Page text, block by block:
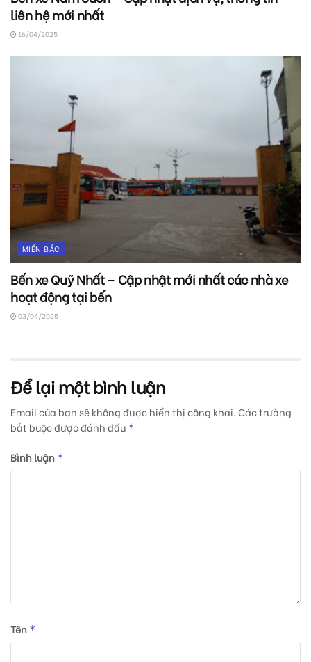
liên hệ mới nhất
16/04/2025
MIỀN BẮC
Bến xe Quỹ Nhất – Cập nhật mới nhất các nhà xe
hoạt động tại bến
03/04/2025
Để lại một bình luận
Email của bạn sẽ không được hiển thị công khai.Các trường
bắt buộc được đánh dấu *
Bình luận *
Tên *